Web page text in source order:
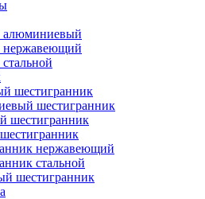
алюминиевый
нержавеющий
шестигранник
шестигранник
шестигранник
нержавеющий
стальной
шестигранник